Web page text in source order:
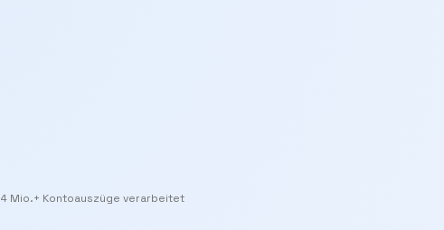
4 Mio.+ Kontoauszüge verarbeitet